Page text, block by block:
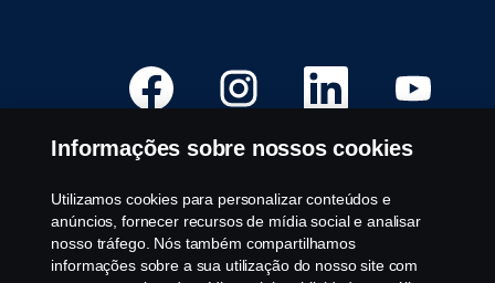
b
r
e
m
u
n
o
v
a
g
b
e
m
u
n
o
v
a
g
A
e
m
u
n
o
v
a
g
e
m
u
n
o
g
Vagas Disponíveis
Locais de Carreira
Fale conosco
Informações sobre nossos cookies
Utilizamos cookies para personalizar conteúdos e
anúncios, fornecer recursos de mídia social e analisar
nosso tráfego. Nós também compartilhamos
informações sobre a sua utilização do nosso site com